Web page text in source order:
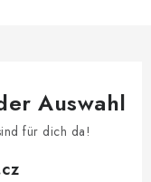
Auswahl
für dich da!